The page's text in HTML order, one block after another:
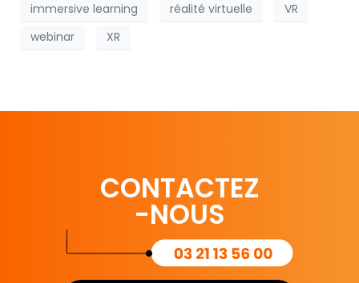
immersive learning réalité virtuelle
VR
webinar
XR
CONTACTEZ
-NOUS